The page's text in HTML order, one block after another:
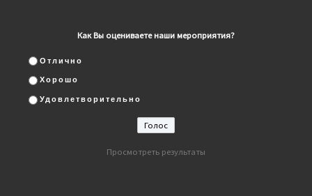
Как Вы оцениваете наши мероприятия?
Отлично
Хорошо
Удовлетворительно
Просмотреть результаты